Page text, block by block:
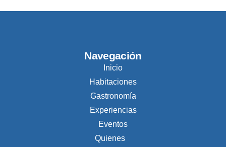
Navegación
Inicio
Habitaciones
Gastronomía
Experiencias
Eventos
Quienes